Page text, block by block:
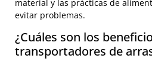
material y las prácticas de
evitar problemas.
¿Cuáles son los
transportadores de